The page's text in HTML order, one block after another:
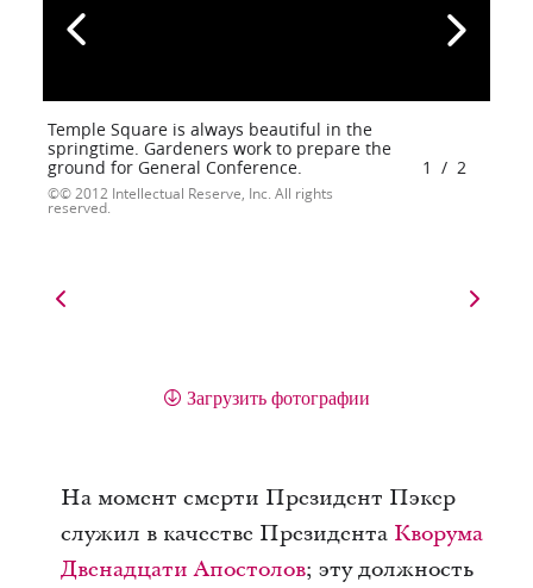
Temple Square is always beautiful in the
springtime. Gardeners work to prepare the
ground for General Conference.
© 2012 Intellectual Reserve, Inc. All rights
reserved.
1 / 2
Загрузить фотографии
На момент смерти Президент Пэкер
служил в качестве Президента Кворума
Двенадцати Апостолов; эту должность